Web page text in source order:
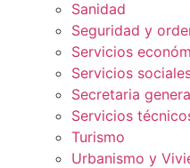
Sanidad
Seguridad y
Servicios
Servicios
Secretaria
Servicios
Turismo
Urbanismo y